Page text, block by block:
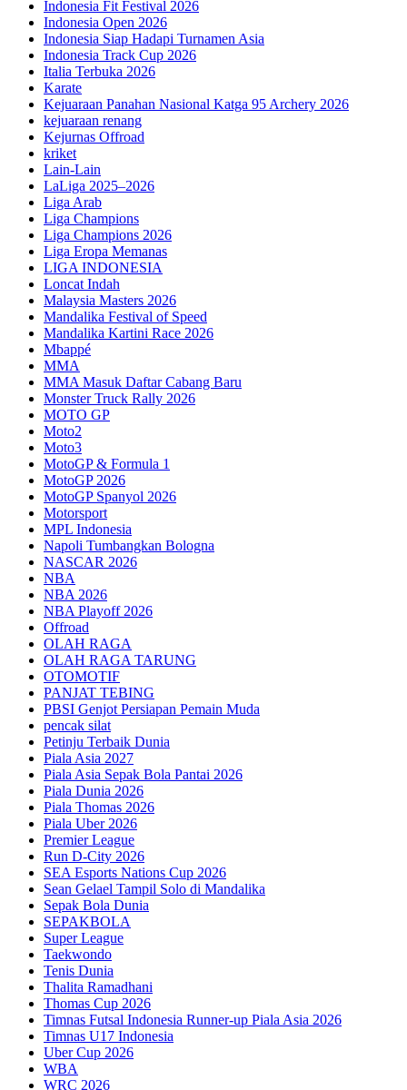
Indonesia Fit Festival 2026
Indonesia Open 2026
Indonesia Siap Hadapi Turnamen Asia
Indonesia Track Cup 2026
Italia Terbuka 2026
Karate
Kejuaraan Panahan Nasional Katga 95 Archery 2026
kejuaraan renang
Kejurnas Offroad
kriket
Lain-Lain
LaLiga 2025–2026
Liga Arab
Liga Champions
Liga Champions 2026
Liga Eropa Memanas
LIGA INDONESIA
Loncat Indah
Malaysia Masters 2026
Mandalika Festival of Speed
Mandalika Kartini Race 2026
Mbappé
MMA
MMA Masuk Daftar Cabang Baru
Monster Truck Rally 2026
MOTO GP
Moto2
Moto3
MotoGP & Formula 1
MotoGP 2026
MotoGP Spanyol 2026
Motorsport
MPL Indonesia
Napoli Tumbangkan Bologna
NASCAR 2026
NBA
NBA 2026
NBA Playoff 2026
Offroad
OLAH RAGA
OLAH RAGA TARUNG
OTOMOTIF
PANJAT TEBING
PBSI Genjot Persiapan Pemain Muda
pencak silat
Petinju Terbaik Dunia
Piala Asia 2027
Piala Asia Sepak Bola Pantai 2026
Piala Dunia 2026
Piala Thomas 2026
Piala Uber 2026
Premier League
Run D-City 2026
SEA Esports Nations Cup 2026
Sean Gelael Tampil Solo di Mandalika
Sepak Bola Dunia
SEPAKBOLA
Super League
Taekwondo
Tenis Dunia
Thalita Ramadhani
Thomas Cup 2026
Timnas Futsal Indonesia Runner-up Piala Asia 2026
Timnas U17 Indonesia
Uber Cup 2026
WBA
WRC 2026